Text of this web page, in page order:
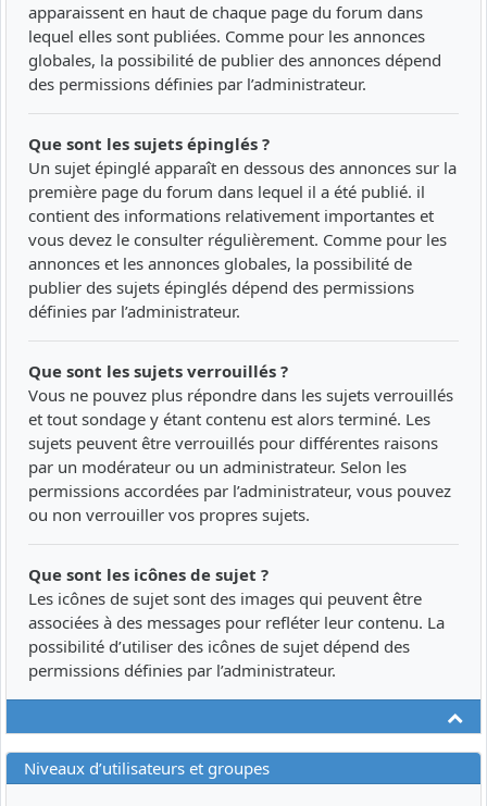
apparaissent en haut de chaque page du forum dans
lequel elles sont publiées. Comme pour les annonces
globales, la possibilité de publier des annonces dépend
des permissions définies par l’administrateur.
Que sont les sujets épinglés ?
Un sujet épinglé apparaît en dessous des annonces sur la
première page du forum dans lequel il a été publié. il
contient des informations relativement importantes et
vous devez le consulter régulièrement. Comme pour les
annonces et les annonces globales, la possibilité de
publier des sujets épinglés dépend des permissions
définies par l’administrateur.
Que sont les sujets verrouillés ?
Vous ne pouvez plus répondre dans les sujets verrouillés
et tout sondage y étant contenu est alors terminé. Les
sujets peuvent être verrouillés pour différentes raisons
par un modérateur ou un administrateur. Selon les
permissions accordées par l’administrateur, vous pouvez
ou non verrouiller vos propres sujets.
Que sont les icônes de sujet ?
Les icônes de sujet sont des images qui peuvent être
associées à des messages pour refléter leur contenu. La
possibilité d’utiliser des icônes de sujet dépend des
permissions définies par l’administrateur.
Niveaux d’utilisateurs et groupes